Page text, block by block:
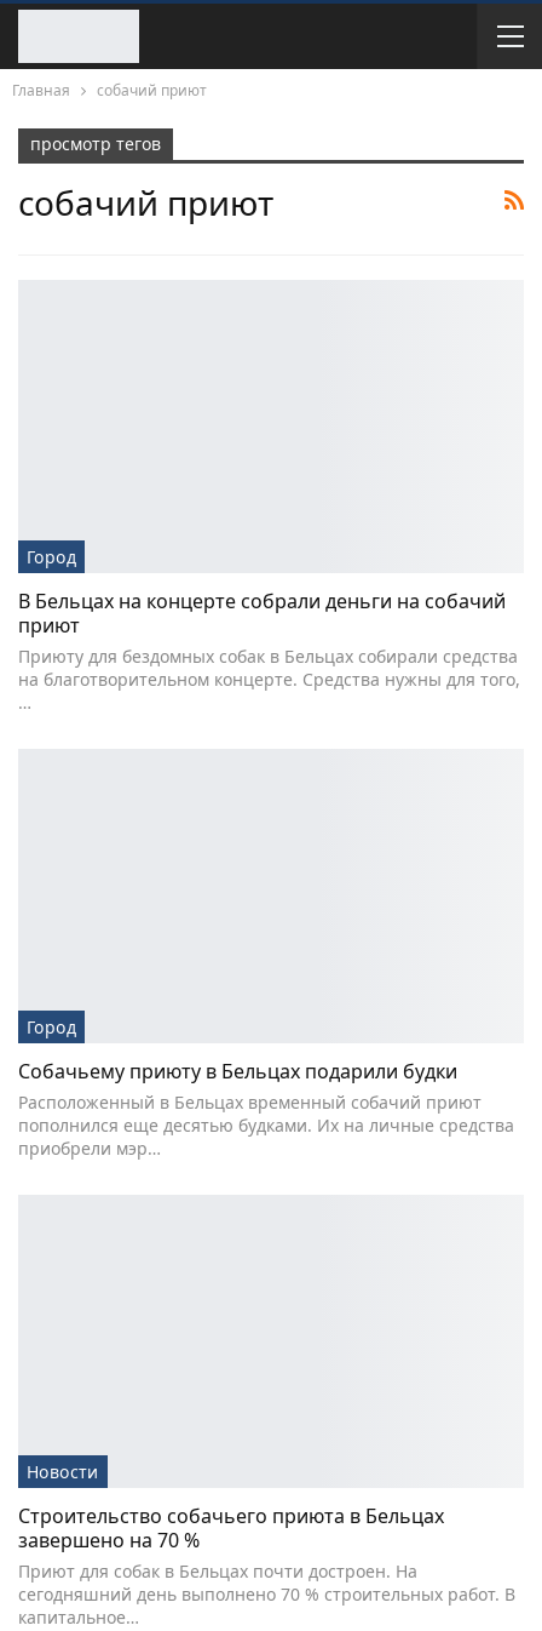
Главная собачий приют
просмотр тегов
собачий приют
Город
В Бельцах на концерте собрали деньги на собачий
приют
Приюту для бездомных собак в Бельцах собирали средства
на благотворительном концерте. Средства нужны для того,
…
Город
Собачьему приюту в Бельцах подарили будки
Расположенный в Бельцах временный собачий приют
пополнился еще десятью будками. Их на личные средства
приобрели мэр…
Новости
Строительство собачьего приюта в Бельцах
завершено на 70 %
Приют для собак в Бельцах почти достроен. На
сегодняшний день выполнено 70 % строительных работ. В
капитальное…